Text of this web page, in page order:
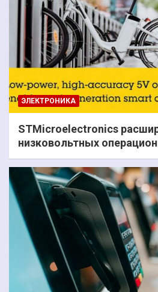
ЭЛЕКТРОНИКА
STMicroelectronics
низковольтных